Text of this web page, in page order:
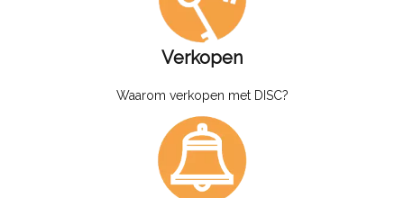
Verkopen
Waarom verkopen met DISC?